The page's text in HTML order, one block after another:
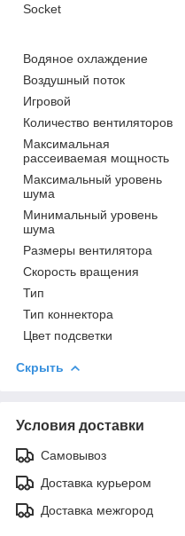
Socket
Водяное охлаждение
Воздушный поток
Игровой
Количество вентиляторов
Максимальная
рассеиваемая мощность
Максимальный уровень
шума
Минимальный уровень
шума
Размеры вентилятора
Скорость вращения
Тип
Тип коннектора
Цвет подсветки
Скрыть
Условия доставки
Самовывоз
Доставка курьером
Доставка межгород